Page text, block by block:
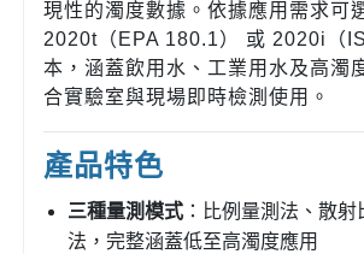
現性的濁度數據。依據應用需求可
2020t（EPA 180.1） 或 2020i（
本，涵蓋飲用水、工業用水及高濁
合實驗室與現場即時檢測使用。
產品特色
三種量測模式 ：比例量測法、散
法，完整涵蓋低至高濁度應用